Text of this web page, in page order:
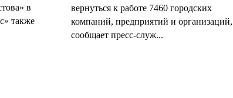
в
также
вернуться к работе 7460 городских
компаний, предприятий и организаций,
сообщает пресс-служ...